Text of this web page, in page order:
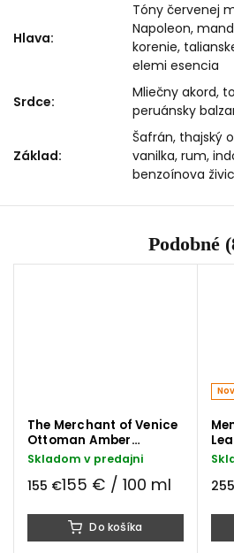
Hlava:
Tóny červenej
Napoleon,
korenie,
elemi esencia
Srdce:
Mliečny akord,
peruánsky
Základ:
Šafrán, thajský
vanilka, rum,
benzoínova
Podobné
The Merchant of Venice
Ottoman Amber
parfumovaná voda 100
Skladom v predajni
155 €155 € / 100 ml
Do košíka